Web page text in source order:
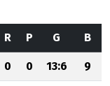
R P G B
0 0 13:6 9